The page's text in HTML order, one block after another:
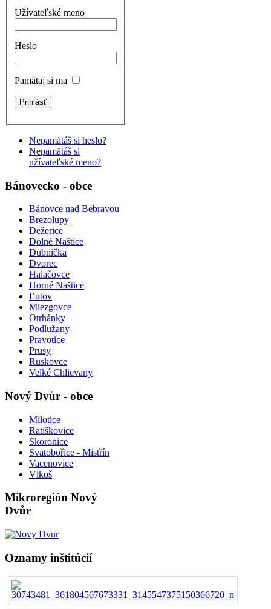
Užívateľské meno
Heslo
Pamätaj si ma
Nepamätáš si heslo?
Nepamätáš si
užívateľské meno?
Bánovecko - obce
Bánovce nad Bebravou
Brezolupy
Dežerice
Dolné Naštice
Dubnička
Dvorec
Halačovce
Horné Naštice
Ľutov
Miezgovce
Otrhánky
Podlužany
Pravotice
Prusy
Ruskovce
Velké Chlievany
Nový Dvůr - obce
Milotice
Ratíškovice
Skoronice
Svatobořice - Mistřín
Vacenovice
Vlkoš
Mikroregión Nový
Dvůr
Oznamy inštitúcií